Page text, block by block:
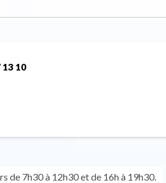
13 10
de 7h30 à 12h30 et de 16h à 19h30.